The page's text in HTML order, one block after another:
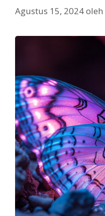
Agustus 15, 2024oleh